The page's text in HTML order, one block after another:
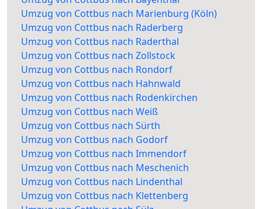
Umzug von Cottbus nach Marienburg (Köln)
Umzug von Cottbus nach Raderberg
Umzug von Cottbus nach Raderthal
Umzug von Cottbus nach Zollstock
Umzug von Cottbus nach Rondorf
Umzug von Cottbus nach Hahnwald
Umzug von Cottbus nach Rodenkirchen
Umzug von Cottbus nach Weiß
Umzug von Cottbus nach Sürth
Umzug von Cottbus nach Godorf
Umzug von Cottbus nach Immendorf
Umzug von Cottbus nach Meschenich
Umzug von Cottbus nach Lindenthal
Umzug von Cottbus nach Klettenberg